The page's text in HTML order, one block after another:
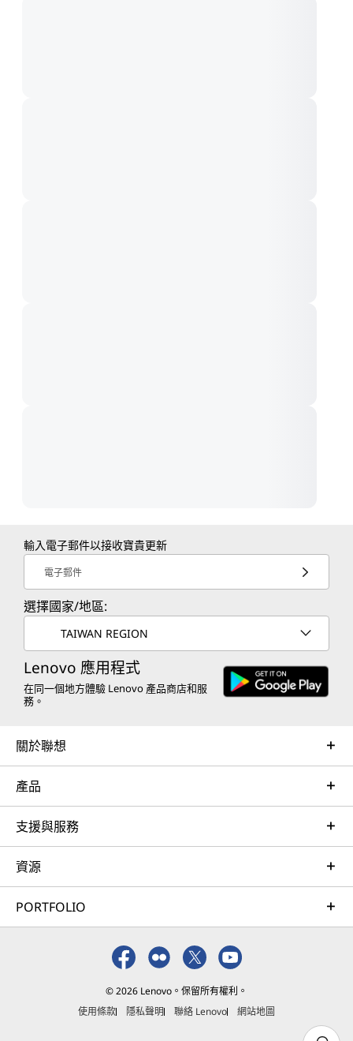
輸入電子郵件以接收寶貴更新
電子郵件
選擇國家/地區:
TAIWAN REGION
Lenovo 應用程式
在同一個地方體驗 Lenovo 產品商店和服
務。
關於聯想
產品
支援與服務
資源
PORTFOLIO
© 2026 Lenovo。保留所有權利。
使用條款
隱私聲明 聯絡 Lenovo 網站地圖